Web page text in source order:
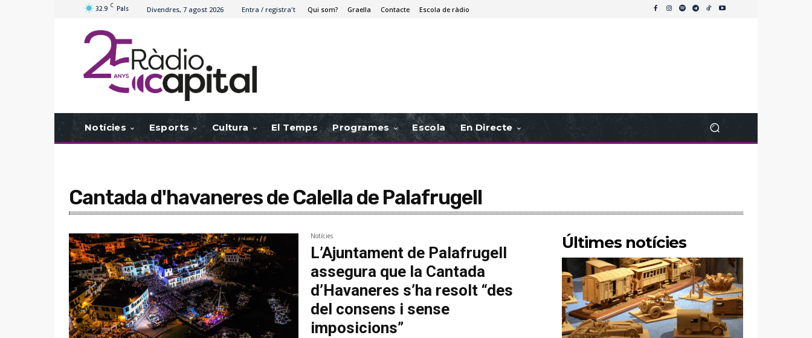
32.9 C Pals Divendres, 7 agost 2026 Entra / registra't Qui som? Graella Contacte Escola de ràdio
Notícies Esports Cultura El Temps Programes Escola En Directe
Cantada d'havaneres de Calella de Palafrugell
Notícies
L’Ajuntament de Palafrugell
assegura que la Cantada
d’Havaneres s’ha resolt “des
del consens i sense
imposicions”
Últimes notícies